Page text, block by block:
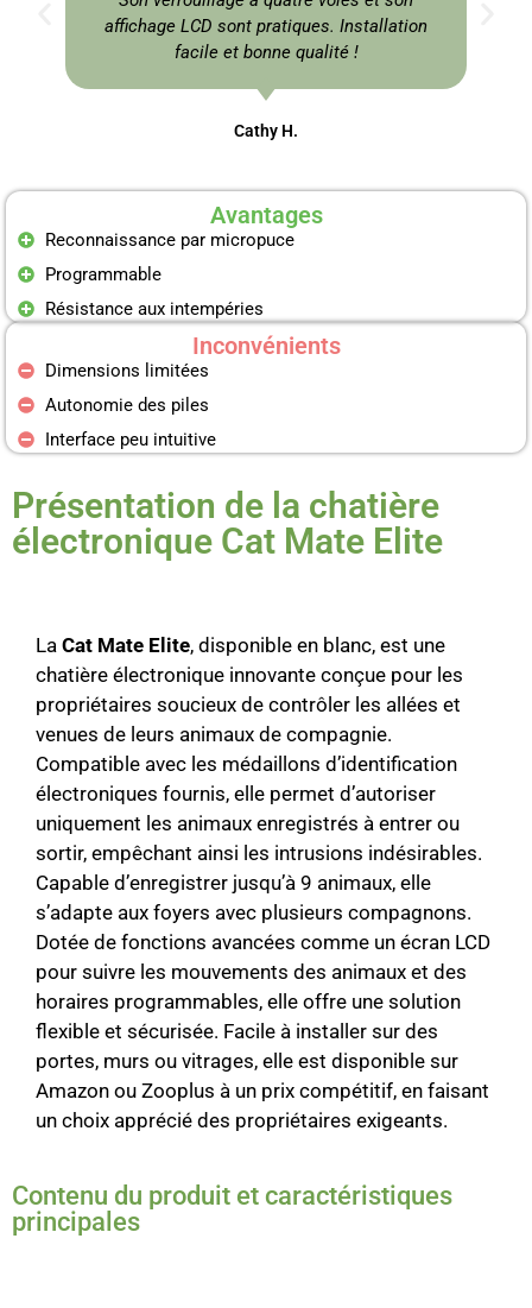
affichage LCD sont pratiques. Installation
facile et bonne qualité !
Cathy H.
Avantages
Reconnaissance par micropuce​
Programmable​
Résistance aux intempéries​
Inconvénients
Dimensions limitées​
Autonomie des piles​
Interface peu intuitive​
Présentation de la chatière
électronique Cat Mate Elite
La Cat Mate Elite, disponible en blanc, est une
chatière électronique innovante conçue pour les
propriétaires soucieux de contrôler les allées et
venues de leurs animaux de compagnie.
Compatible avec les médaillons d’identification
électroniques fournis, elle permet d’autoriser
uniquement les animaux enregistrés à entrer ou
sortir, empêchant ainsi les intrusions indésirables.
Capable d’enregistrer jusqu’à 9 animaux, elle
s’adapte aux foyers avec plusieurs compagnons.
Dotée de fonctions avancées comme un écran LCD
pour suivre les mouvements des animaux et des
horaires programmables, elle offre une solution
flexible et sécurisée. Facile à installer sur des
portes, murs ou vitrages, elle est disponible sur
Amazon ou Zooplus à un prix compétitif, en faisant
un choix apprécié des propriétaires exigeants.
Contenu du produit et caractéristiques
principales